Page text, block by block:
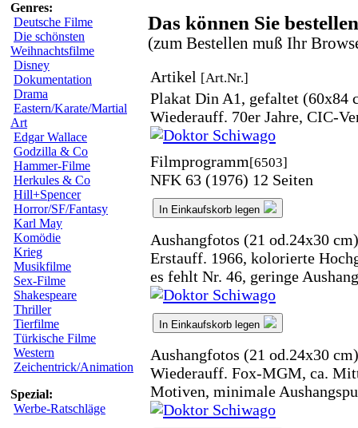
Genres:
Deutsche Filme
Die schönsten
Weihnachtsfilme
Disney
Dokumentation
Drama
Eastern/Karate/Martial
Art
Edgar Wallace
Godzilla & Co
Hammer-Filme
Herkules & Co
Hill+Spencer
Horror/SF/Fantasy
Karl May
Komödie
Krieg
Musikfilme
Sex-Filme
Shakespeare
Thriller
Tierfilme
Türkische Filme
Western
Zeichentrick/Animation
Spezial:
Werbe-Ratschläge
Das können Sie
(zum Bestellen muß Ihr
Artikel [Art.Nr.]
Plakat Din A1, gefaltet (60x84
Wiederauff. 70er Jahre, CIC-
Filmprogramm[6503]
NFK 63 (1976) 12 Seiten
In Einkaufskorb legen
Aushangfotos (21 od.24x30 cm)
Erstauff. 1966, kolorierte
es fehlt Nr. 46, geringe
In Einkaufskorb legen
Aushangfotos (21 od.24x30 cm)
Wiederauff. Fox-MGM, ca.
Motiven, minimale